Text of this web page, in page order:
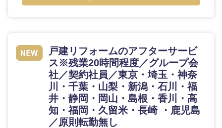
不動産専
工管理
事務職
その他
人材・アウトソーシング
その他
戸建リフォームのアフターサービ
ス※残業20時間程度／グループ会
社／契約社員／東京・埼玉・神奈
川・千葉・山梨・新潟・石川・福
井・静岡・岡山・島根・香川・高
知・福岡・久留米・長崎 ・鹿児島
／原則転勤無し